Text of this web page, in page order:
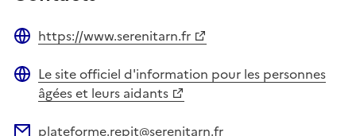
https://www.serenitarn.fr
Site web
Le site officiel d'information pour les personnes
âgées et leurs aidants
plateforme.repit@serenitarn.fr